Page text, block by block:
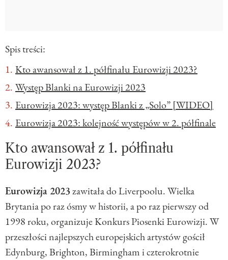
Spis treści:
Kto awansował z 1. półfinału Eurowizji 2023?
Występ Blanki na Eurowizji 2023
Eurowizja 2023: występ Blanki z „Solo” [WIDEO]
Eurowizja 2023: kolejność występów w 2. półfinale
Kto awansował z 1. półfinału
Eurowizji 2023?
Eurowizja 2023zawitała do Liverpoolu. Wielka
Brytania po raz ósmy w historii, a po raz pierwszy od
1998 roku, organizuje Konkurs Piosenki Eurowizji. W
przeszłości najlepszych europejskich artystów gościł
Edynburg, Brighton, Birmingham i czterokrotnie